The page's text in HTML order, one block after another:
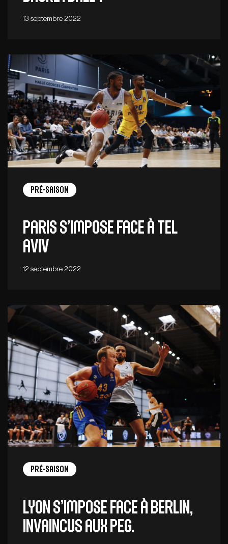
13 septembre 2022
Pré-saison
Paris s’impose face à Tel
Aviv
12 septembre 2022
Pré-saison
Lyon s’impose face à Berlin,
invaincus aux PEG.